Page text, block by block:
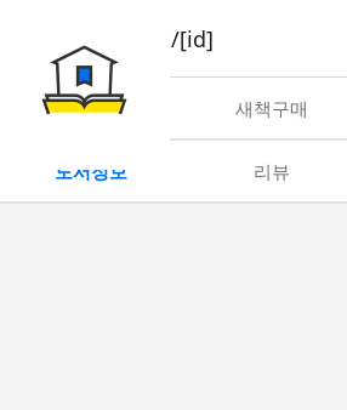
book/rent/[id]
대여 새책구매
도서정보 리뷰